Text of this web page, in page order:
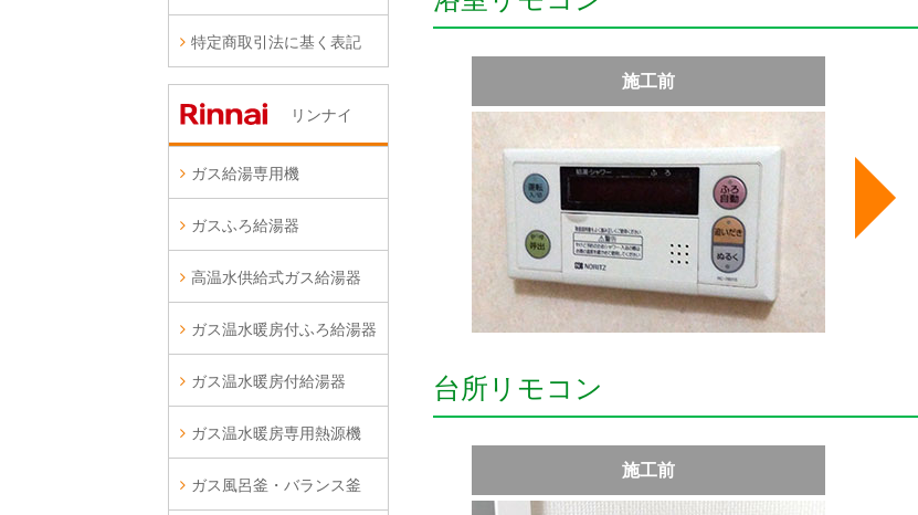
施工前
台所リモコン
施工前
特定商取引法に基く表記
リンナイ
ガス給湯専用機
ガスふろ給湯器
高温水供給式ガス給湯器
ガス温水暖房付ふろ給湯器
ガス温水暖房付給湯器
ガス温水暖房専用熱源機
ガス風呂釜・バランス釜